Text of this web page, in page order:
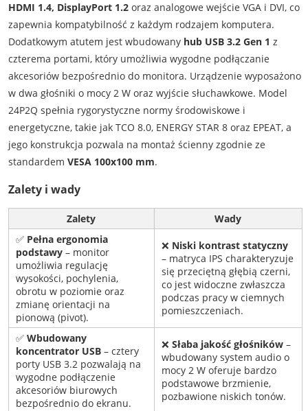
HDMI 1.4, DisplayPort 1.2oraz analogowe wejście VGA i DVI, co
zapewnia kompatybilność z każdym rodzajem komputera.
Dodatkowym atutem jest wbudowany hub USB 3.2 Gen 1 z
czterema portami, który umożliwia wygodne podłączanie
akcesoriów bezpośrednio do monitora. Urządzenie wyposażono
w dwa głośniki o mocy 2 W oraz wyjście słuchawkowe. Model
24P2Q spełnia rygorystyczne normy środowiskowe i
energetyczne, takie jak TCO 8.0, ENERGY STAR 8 oraz EPEAT, a
jego konstrukcja pozwala na montaż ścienny zgodnie ze
standardem VESA 100x100 mm.
Zalety i wady
Zalety
Wady
✅ Pełna ergonomia
podstawy– monitor
umożliwia regulację
wysokości, pochylenia,
obrotu w poziomie oraz
zmianę orientacji na
pionową (pivot).
❌ Niski kontrast statyczny
– matryca IPS charakteryzuje
się przeciętną głębią czerni,
co jest widoczne zwłaszcza
podczas pracy w ciemnych
pomieszczeniach.
✅ Wbudowany
koncentrator USB– cztery
porty USB 3.2 pozwalają na
wygodne podłączenie
akcesoriów biurowych
bezpośrednio do ekranu.
❌ Słaba jakość głośników–
wbudowany system audio o
mocy 2 W oferuje bardzo
podstawowe brzmienie,
pozbawione niskich tonów.